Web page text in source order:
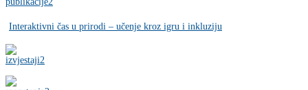
Interaktivni čas u prirodi – učenje kroz igru i inkluziju